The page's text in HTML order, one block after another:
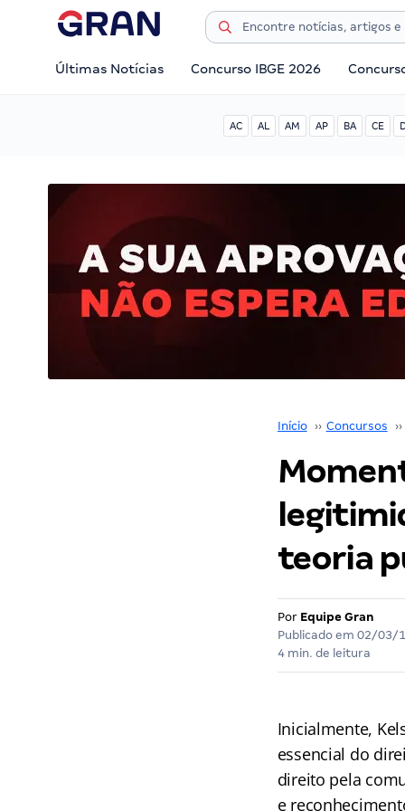
Últimas Notícias Concurso IBGE 2026
AC AL AM AP BA CE
Início ›› Concursos ››
teoria
Por Equipe Gran
Publicado em 02/03/
4 min. de leitura
Inicialmente,
essencial do
direito pela
e